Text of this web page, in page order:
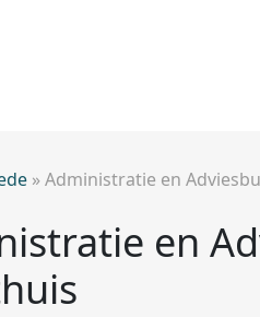
»Administratie en
en